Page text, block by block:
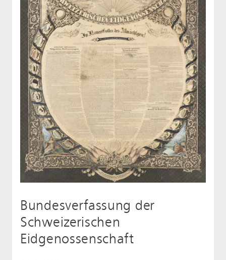
Bundesverfassung der
Schweizerischen
Eidgenossenschaft